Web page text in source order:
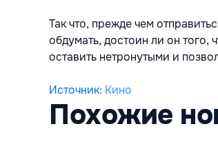
Так что, прежде чем
обдумать, достоин ли он
оставить нетронутыми и
Источник: Кино
Похожие